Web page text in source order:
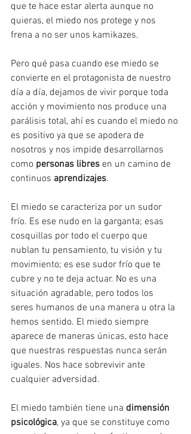
que te hace estar alerta aunque no
quieras, el miedo nos protege y nos
frena a no ser unos kamikazes.
Pero qué pasa cuando ese miedo se
convierte en el protagonista de nuestro
día a día, dejamos de vivir porque toda
acción y movimiento nos produce una
parálisis total, ahí es cuando el miedo no
es positivo ya que se apodera de
nosotros y nos impide desarrollarnos
como personas libres en un camino de
continuos aprendizajes.
El miedo se caracteriza por un sudor
frío. Es ese nudo en la garganta; esas
cosquillas por todo el cuerpo que
nublan tu pensamiento, tu visión y tu
movimiento; es ese sudor frío que te
cubre y no te deja actuar. No es una
situación agradable, pero todos los
seres humanos de una manera u otra la
hemos sentido. El miedo siempre
aparece de maneras únicas, esto hace
que nuestras respuestas nunca serán
iguales. Nos hace sobrevivir ante
cualquier adversidad.
El miedo también tiene una dimensión
psicológica, ya que se constituye como